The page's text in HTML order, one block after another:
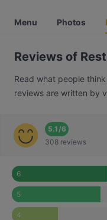
Menu Photos
Reviews of
Read what people
reviews are written by
5.1/6
308 reviews
6
5
4